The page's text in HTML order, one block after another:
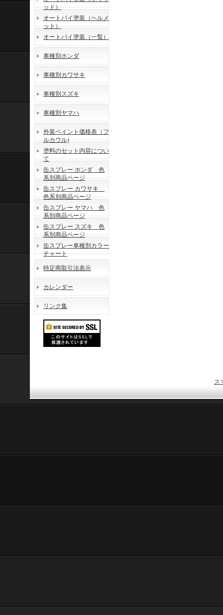
ッド）
オートバイ塗装（ヘルメ
ット）
オートバイ塗装（一覧）
車種別ホンダ
車種別カワサキ
車種別スズキ
車種別ヤマハ
外装ペイント価格表（フ
ルカウル)
塗料のセット内容につい
て
缶スプレー ホンダ 色
系別商品ページ
缶スプレー カワサキ
色系別商品ページ
缶スプレー ヤマハ 色
系別商品ページ
缶スプレー スズキ 色
系別商品ページ
缶スプレー車種別カラー
チャート
特定商取引法表示
カレンダー
リンク集
ス